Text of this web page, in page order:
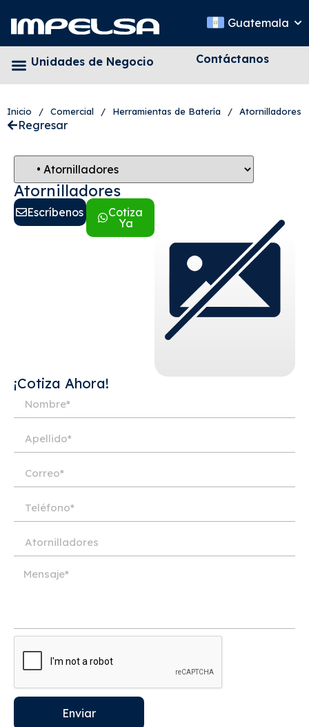
Guatemala
Unidades de Negocio Contáctanos
Inicio / Comercial / Herramientas de Batería / Atornilladores
Regresar
Atornilladores
Escríbenos
Cotiza
Ya
¡Cotiza Ahora!
Enviar